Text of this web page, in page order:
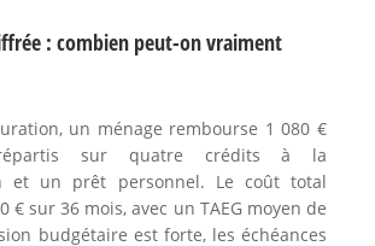
: combien peut-on vraiment
un ménage rembourse 1 080 €
sur quatre crédits à la
et un prêt personnel. Le coût total
€ sur 36 mois, avec un TAEG moyen de
budgétaire est forte, les échéances